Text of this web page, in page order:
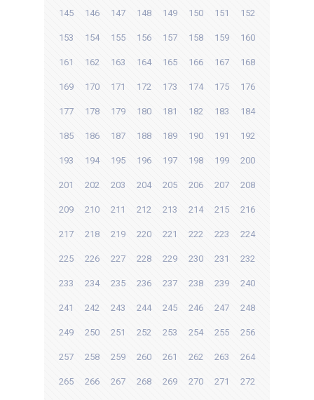
145 146 147 148 149 150 151 152
153 154 155 156 157 158 159 160
161 162 163 164 165 166 167 168
169 170 171 172 173 174 175 176
177 178 179 180 181 182 183 184
185 186 187 188 189 190 191 192
193 194 195 196 197 198 199 200
201 202 203 204 205 206 207 208
209 210 211 212 213 214 215 216
217 218 219 220 221 222 223 224
225 226 227 228 229 230 231 232
233 234 235 236 237 238 239 240
241 242 243 244 245 246 247 248
249 250 251 252 253 254 255 256
257 258 259 260 261 262 263 264
265 266 267 268 269 270 271 272